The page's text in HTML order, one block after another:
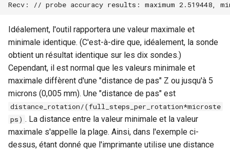
Idéalement, l'outil rapportera une valeur maximale et
minimale identique. (C'est-à-dire que, idéalement, la sonde
obtient un résultat identique sur les dix sondes.)
Cependant, il est normal que les valeurs minimale et
maximale diffèrent d'une "distance de pas" Z ou jusqu'à 5
microns (0,005 mm). Une "distance de pas" est
distance_rotation/(full_steps_per_rotation*microste
ps) . La distance entre la valeur minimale et la valeur
maximale s'appelle la plage. Ainsi, dans l'exemple ci-
dessus, étant donné que l'imprimante utilise une distance